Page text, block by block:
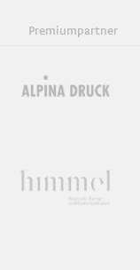
Premiumpartner